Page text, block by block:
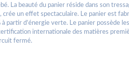
La beauté du panier réside dans son
crée un effet spectaculaire. Le panier est
partir d’énergie verte. Le panier possède
internationale des matières
fermé.